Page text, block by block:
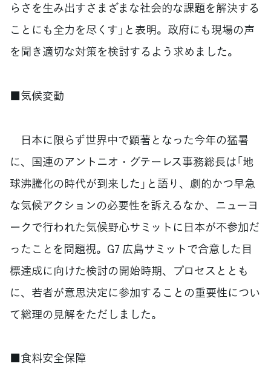
らさを生み出すさまざまな社会的な課題を解決する
ことにも全力を尽くす」と表明。政府にも現場の声
を聞き適切な対策を検討するよう求めました。
■気候変動
日本に限らず世界中で顕著となった今年の猛暑
に、国連のアントニオ・グテーレス事務総長は「地
球沸騰化の時代が到来した」と語り、劇的かつ早急
な気候アクションの必要性を訴えるなか、ニューヨ
ークで行われた気候野心サミットに日本が不参加だ
ったことを問題視。G7 広島サミットで合意した目
標達成に向けた検討の開始時期、プロセスととも
に、若者が意思決定に参加することの重要性につい
て総理の見解をただしました。
■食料安全保障